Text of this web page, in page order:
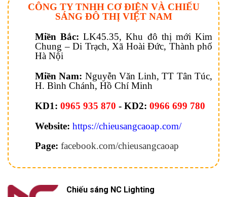
CÔNG TY TNHH CƠ ĐIỆN VÀ CHIẾU
SÁNG ĐÔ THỊ VIỆT NAM
Miền Bắc: LK45.35, Khu đô thị mới Kim
Chung – Di Trạch, Xã Hoài Đức, Thành phố
Hà Nội
Miền Nam: Nguyễn Văn Linh, TT Tân Túc,
H. Bình Chánh, Hồ Chí Minh
KD1: 0965 935 870 - KD2: 0966 699 780
Website: https://chieusangcaoap.com/
Page: facebook.com/chieusangcaoap
Chiếu sáng NC Lighting